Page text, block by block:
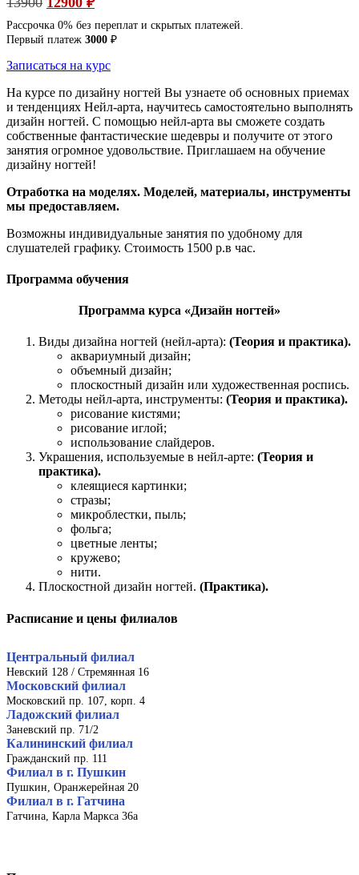
Рассрочка 0% без переплат и скрытых платежей.
Первый платеж 3000 ₽
Записаться на курс
На курсе по дизайну ногтей Вы узнаете об основных приемах
и тенденциях Нейл-арта, научитесь самостоятельно выполнять
дизайн ногтей. С помощью нейл-арта вы сможете создать
собственные фантастические шедевры и получите от этого
занятия огромное удовольствие. Приглашаем на обучение
дизайну ногтей!
Отработка на моделях. Моделей, материалы, инструменты
мы предоставляем.
Возможны индивидуальные занятия по удобному для
слушателей графику. Стоимость 1500 р.в час.
Программа обучения
Программа курса «Дизайн ногтей»
Виды дизайна ногтей (нейл-арта): (Теория и практика).
аквариумный дизайн;
объемный дизайн;
плоскостный дизайн или художественная роспись.
Методы нейл-арта, инструменты: (Теория и практика).
рисование кистями;
рисование иглой;
использование слайдеров.
Украшения, используемые в нейл-арте: (Теория и
практика).
клеящиеся картинки;
стразы;
микроблестки, пыль;
фольга;
цветные ленты;
кружево;
нити.
Плоскостной дизайн ногтей. (Практика).
Расписание и цены филиалов
Центральный филиал
Невский 128 / Стремянная 16
Московский филиал
Московский пр. 107, корп. 4
Ладожский филиал
Заневский пр. 71/2
Калининский филиал
Гражданский пр. 111
Филиал в г. Пушкин
Пушкин, Оранжерейная 20
Филиал в г. Гатчина
Гатчина, Карла Маркса 36а